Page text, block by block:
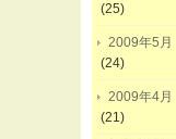
(25)
2009年5月
(24)
2009年4月
(21)